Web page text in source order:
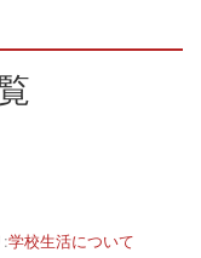
学校生活について